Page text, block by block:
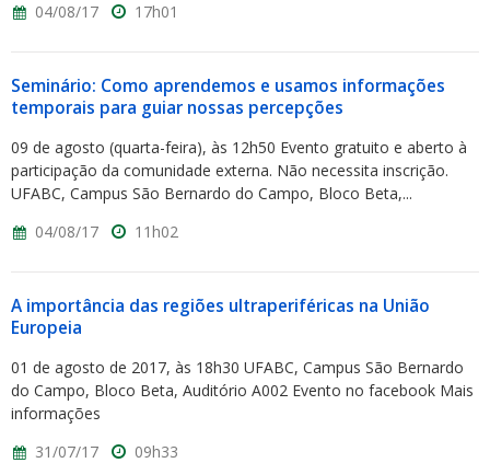
04/08/17
17h01
Seminário: Como aprendemos e usamos informações
temporais para guiar nossas percepções
09 de agosto (quarta-feira), às 12h50 Evento gratuito e aberto à
participação da comunidade externa. Não necessita inscrição.
UFABC, Campus São Bernardo do Campo, Bloco Beta,...
04/08/17
11h02
A importância das regiões ultraperiféricas na União
Europeia
01 de agosto de 2017, às 18h30 UFABC, Campus São Bernardo
do Campo, Bloco Beta, Auditório A002 Evento no facebook Mais
informações
31/07/17
09h33